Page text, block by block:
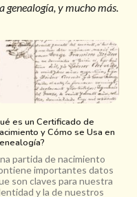
genealogía, y mucho más.
es un Certificado de
y Cómo se Usa en
partida de nacimiento
importantes datos
son claves para nuestra
y la de nuestros